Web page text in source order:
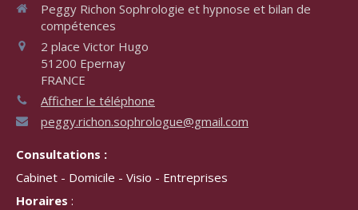
Peggy Richon Sophrologie et hypnose et bilan de
compétences
2 place Victor Hugo
51200 Epernay
FRANCE
Afficher le téléphone
peggy.richon.sophrologue@gmail.com
Consultations :
Cabinet - Domicile - Visio - Entreprises
Horaires :